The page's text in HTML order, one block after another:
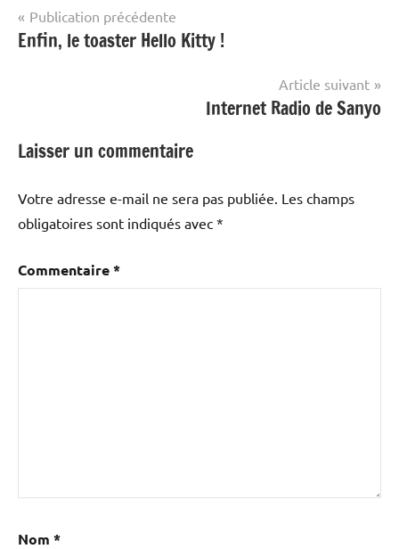
Navigation
de
Publication précédente
Enfin, le toaster Hello Kitty !
Article suivant
Internet Radio de Sanyo
Laisser un commentaire
Votre adresse e-mail ne sera pas publiée. Les champs
obligatoires sont indiqués avec *
Commentaire*
Nom *